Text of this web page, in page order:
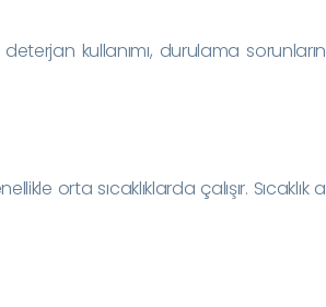
kullanımı, durulama
orta sıcaklıklarda çalışır. Sıcaklık